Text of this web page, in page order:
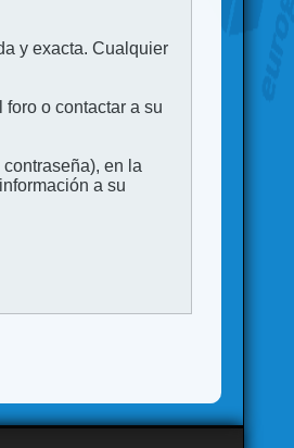
y exacta. Cualquier
o contactar a su
en la
a su